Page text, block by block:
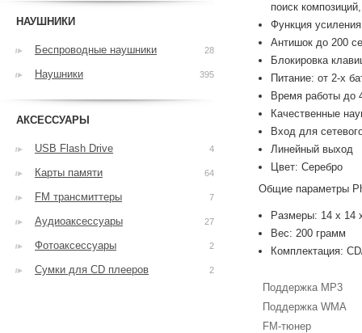
поиск
Функция
Антишок до 200
Блокировка
Питание: от 2-х
Время работы до
Качественные
Вход для
Линейный выход
Цвет: Серебро
Общие параметры
Размеры: 14 x 14
Вес: 200 грамм
Комплектация:
Поддержка MP3
Поддержка WMA
FM-тюнер
НАУШНИКИ
Беспроводные наушники 28
Наушники 395
АКСЕССУАРЫ
USB Flash Drive 4
Карты памяти 64
FM трансмиттеры 7
Аудиоаксессуары 27
Фотоаксессуары 2
Сумки для CD плееров 2